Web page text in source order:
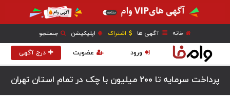
خانه آگهی ها اشتراک اپلیکیشن جستجو
درج آگهی عضویت ورود
پرداخت سرمایه تا 200 میلیون با چک در تمام استان تهران